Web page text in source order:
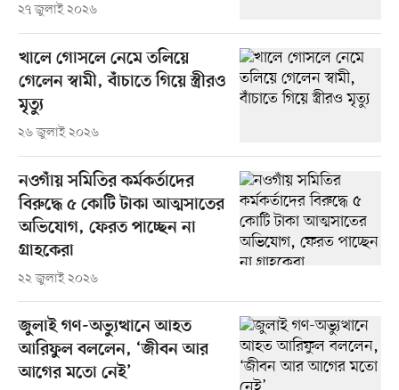
২৭ জুলাই ২০২৬
খালে গোসলে নেমে তলিয়ে
গেলেন স্বামী, বাঁচাতে গিয়ে স্ত্রীরও
মৃত্যু
২৬ জুলাই ২০২৬
নওগাঁয় সমিতির কর্মকর্তাদের
বিরুদ্ধে ৫ কোটি টাকা আত্মসাতের
অভিযোগ, ফেরত পাচ্ছেন না
গ্রাহকেরা
২২ জুলাই ২০২৬
জুলাই গণ-অভ্যুত্থানে আহত
আরিফুল বললেন, ‘জীবন আর
আগের মতো নেই’